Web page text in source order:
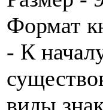
Формат
- К
виды